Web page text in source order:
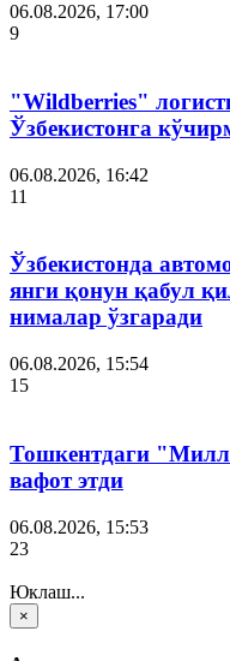
06.08.2026, 17:00
9
"Wildberries"
Ўзбекистонга
06.08.2026, 16:42
11
Ўзбекистонда
янги қонун қабул
нималар ўзгаради
06.08.2026, 15:54
15
Тошкентдаги
вафот этди
06.08.2026, 15:53
23
Юклаш...
×